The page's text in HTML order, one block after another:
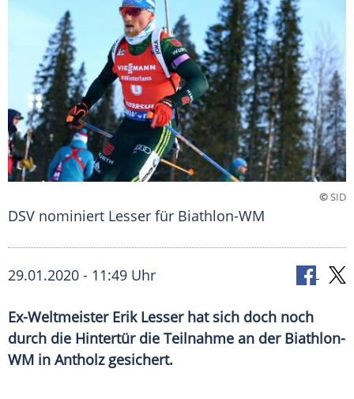
©SID
DSV nominiert Lesser für Biathlon-WM
29.01.2020 - 11:49 Uhr
Ex-Weltmeister Erik Lesser hat sich doch noch
durch die Hintertür die Teilnahme an der Biathlon-
WM in Antholz gesichert.